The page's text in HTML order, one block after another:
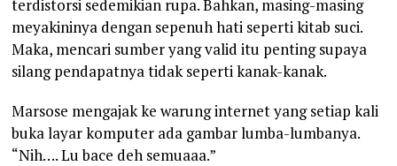
terdistorsi sedemikian rupa. Bahkan, masing-masing
meyakininya dengan sepenuh hati seperti kitab suci.
Maka, mencari sumber yang valid itu penting supaya
silang pendapatnya tidak seperti kanak-kanak.
Marsose mengajak ke warung internet yang setiap kali
buka layar komputer ada gambar lumba-lumbanya.
“Nih…. Lu bace deh semuaaa.”